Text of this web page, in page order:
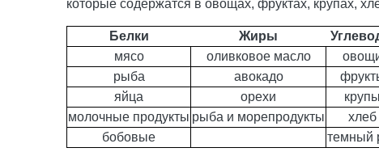
которые содержатся в овощах, фруктах, крупах,
Белки Жиры
мясо
оливковое масло
рыба
авокадо
яйца
орехи
крупы
молочные продукты рыба и морепродукты
хлеб
бобовые
темный